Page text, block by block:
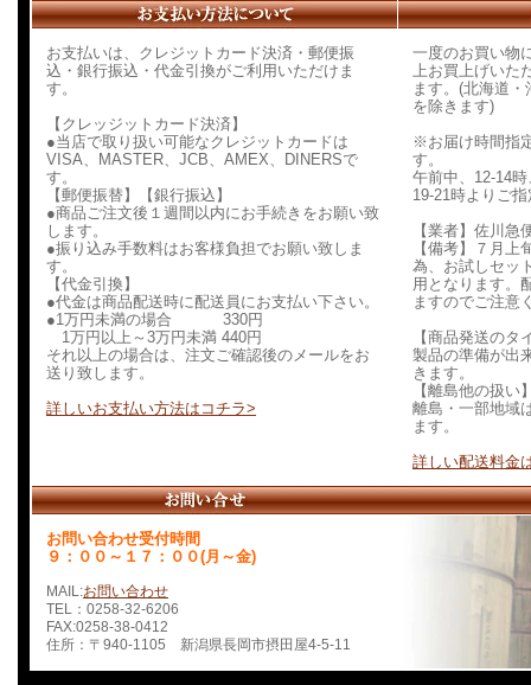
お支払いは、クレジットカード決済・郵便振
込・銀行振込・代金引換がご利用いただけま
す。
【クレッジットカード決済】
●当店で取り扱い可能なクレジットカードは
VISA、MASTER、JCB、AMEX、DINERSで
す。
【郵便振替】【銀行振込】
●商品ご注文後１週間以内にお手続きをお願い致
します。
●振り込み手数料はお客様負担でお願い致しま
す。
【代金引換】
●代金は商品配送時に配送員にお支払い下さい。
●1万円未満の場合 330円
1万円以上～3万円未満 440円
それ以上の場合は、注文ご確認後のメールをお
送り致します。
詳しいお支払い方法はコチラ>
一度のお買い物
上お買上げいた
ます。(北海道
を除きます)
※お届け時間指
す。
午前中、12-14
19-21時よりご
【業者】佐川急
【備考】７月
為、お試しセッ
用となります。
ますのでご注意
【商品発送のタ
製品の準備が出
きます。
【離島他の扱い
離島・一部地域
ます。
詳しい配送料金
お問い合わせ受付時間
９：００～１７：００(月～金)
MAIL:お問い合わせ
TEL：0258-32-6206
FAX:0258-38-0412
住所：〒940-1105 新潟県長岡市摂田屋4-5-11